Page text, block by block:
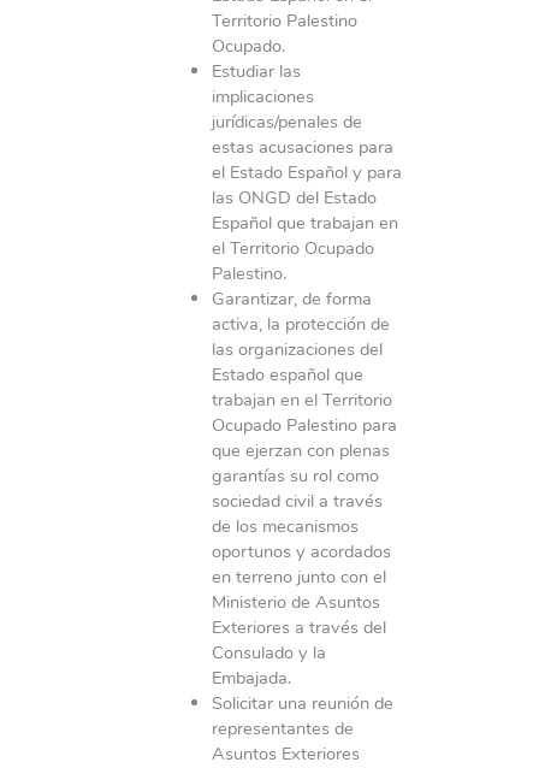
Territorio Palestino
Ocupado.
Estudiar las
implicaciones
jurídicas/penales de
estas acusaciones para
el Estado Español y para
las ONGD del Estado
Español que trabajan en
el Territorio Ocupado
Palestino.
Garantizar, de forma
activa, la protección de
las organizaciones del
Estado español que
trabajan en el Territorio
Ocupado Palestino para
que ejerzan con plenas
garantías su rol como
sociedad civil a través
de los mecanismos
oportunos y acordados
en terreno junto con el
Ministerio de Asuntos
Exteriores a través del
Consulado y la
Embajada.
Solicitar una reunión de
representantes de
Asuntos Exteriores